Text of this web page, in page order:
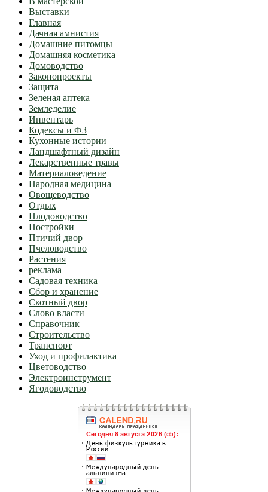
Выставки
Главная
Дачная амнистия
Домашние питомцы
Домашняя косметика
Домоводство
Законопроекты
Защита
Зеленая аптека
Земледелие
Инвентарь
Кодексы и ФЗ
Кухонные истории
Ландшафтный дизайн
Лекарственные травы
Материаловедение
Народная медицина
Овощеводство
Отдых
Плодоводство
Постройки
Птичий двор
Пчеловодство
Растения
реклама
Садовая техника
Сбор и хранение
Скотный двор
Слово власти
Справочник
Строительство
Транспорт
Уход и профилактика
Цветоводство
Электроинструмент
Ягодоводство